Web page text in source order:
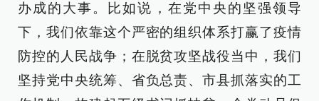
办成的大事。比如说，在党中央的坚强领导
下，我们依靠这个严密的组织体系打赢了疫情
防控的人民战争；在脱贫攻坚战役当中，我们
坚持党中央统筹、省负总责、市县抓落实的工